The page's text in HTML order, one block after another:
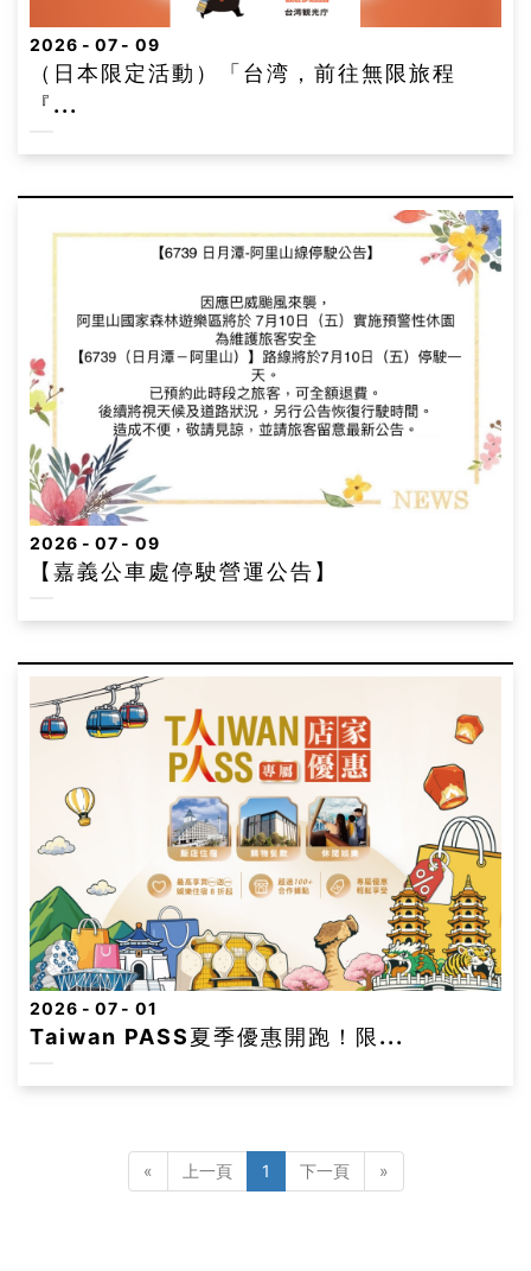
2026 07 09
（日本限定活動）「台湾，前往無限旅程
『...
2026 07 09
【嘉義公車處停駛營運公告】
2026 07 01
Taiwan PASS夏季優惠開跑！限...
« 上一頁 1 下一頁 »